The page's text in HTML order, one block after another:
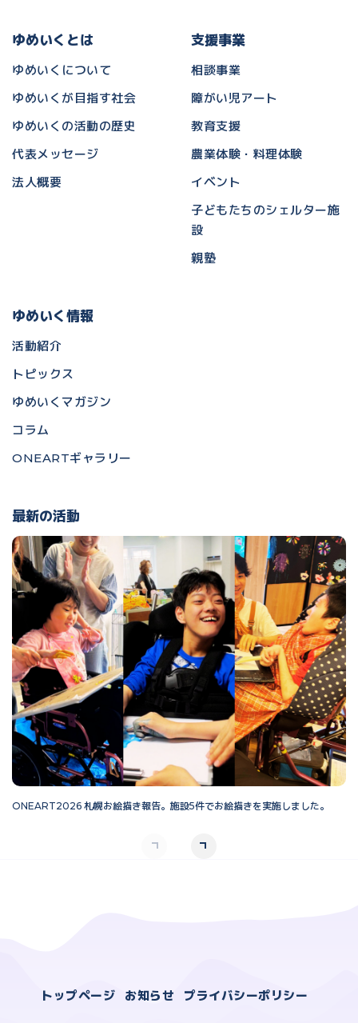
ゆめいくとは
ゆめいくについて
ゆめいくが目指す社会
ゆめいくの活動の歴史
代表メッセージ
法人概要
支援事業
相談事業
障がい児アート
教育支援
農業体験・料理体験
イベント
子どもたちのシェルター施
設
親塾
ゆめいく情報
活動紹介
トピックス
ゆめいくマガジン
コラム
ONEARTギャラリー
最新の活動
ONEART2026 札幌お絵描き報告。施設5件でお絵描きを実施しました。
トップページ お知らせ プライバシーポリシー